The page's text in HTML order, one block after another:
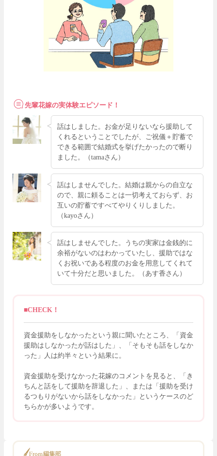
先輩花嫁の実体験エピソード！
話はしました。お金が足りないなら援助して
くれるということでしたが、ご祝儀＋貯蓄で
できる範囲で結婚式を挙げたかったので断り
ました。（tamaさん）
話はしませんでした。結婚は親からの自立な
ので、親に頼ることは一切考えておらず、お
互いの貯蓄ですべてやりくりしました。
（kayoさん）
話はしませんでした。うちの実家は金銭的に
余裕がないのはわかっていたし、援助ではな
くお祝いである程度のお金を用意してくれて
いて十分だと思いました。（あす香さん）
■CHECK！
資金援助をしなかったという親に聞いたところ、「資金
援助はしなかったが話はした」、「そもそも話をしなか
った」人は約半々という結果に。
資金援助を受けなかった花嫁のコメントを見ると、「き
ちんと話をして援助を辞退した」、または「援助を受け
るつもりがないから話をしなかった」というケースのど
ちらかが多いようです。